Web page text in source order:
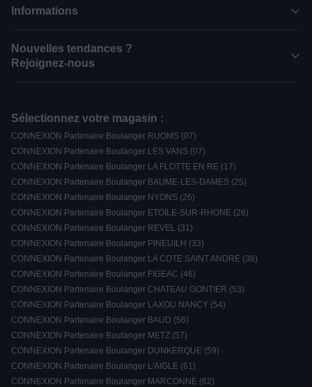
Informations
Nouvelles tendances ?
Rejoignez-nous
Sélectionnez votre magasin :
CONNEXION Partenaire Boulanger RUOMS (07)
CONNEXION Partenaire Boulanger LES VANS (07)
CONNEXION Partenaire Boulanger LA FLOTTE EN RE (17)
CONNEXION Partenaire Boulanger BAUME-LES-DAMES (25)
CONNEXION Partenaire Boulanger NYONS (26)
CONNEXION Partenaire Boulanger ETOILE-SUR-RHONE (26)
CONNEXION Partenaire Boulanger REVEL (31)
CONNEXION Partenaire Boulanger PINEUILH (33)
CONNEXION Partenaire Boulanger LA COTE SAINT ANDRE (38)
CONNEXION Partenaire Boulanger FIGEAC (46)
CONNEXION Partenaire Boulanger CHATEAU GONTIER (53)
CONNEXION Partenaire Boulanger LAXOU NANCY (54)
CONNEXION Partenaire Boulanger BAUD (56)
CONNEXION Partenaire Boulanger METZ (57)
CONNEXION Partenaire Boulanger DUNKERQUE (59)
CONNEXION Partenaire Boulanger L'AIGLE (61)
CONNEXION Partenaire Boulanger MARCONNE (62)